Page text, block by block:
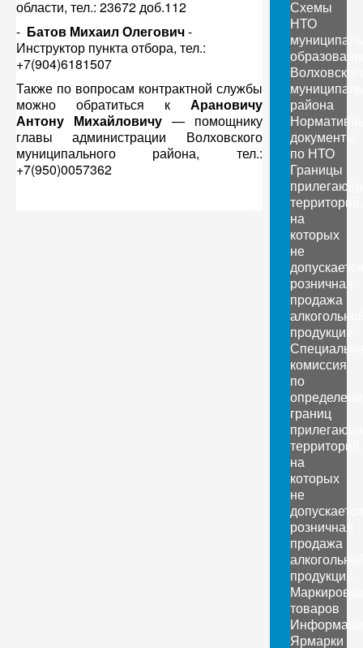
области, тел.: 23672 доб.112
- Батов Михаил Олегович-
Инструктор пункта отбора, тел.:
+7(904)6181507
Также по вопросам контрактной службы
можно обратиться к Арановичу
Антону Михайловичу— помощнику
главы администрации Волховского
муниципального района, тел.:
+7(950)0057362
Схемы
НТО
района
документы
по НТО
Границы
территорий,
на
которых
не
допускается
розничная
продажа
продукции
комиссия
по
границ
территорий,
на
которых
не
допускается
розничная
продажа
продукции
Маркировка
товаров
Ярмарки